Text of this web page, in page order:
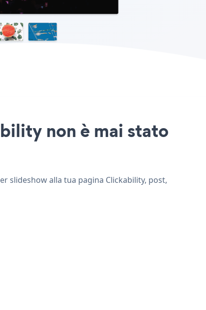
non è mai stato
slideshow alla tua pagina Clickability, post,